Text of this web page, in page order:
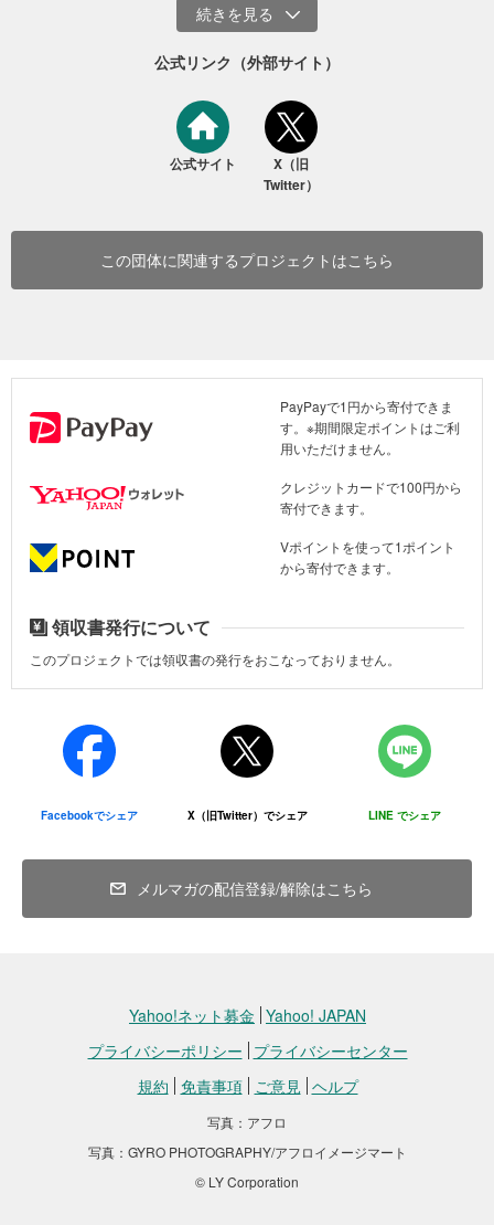
公式リンク（外部サイト）
公式サイト
X（旧
Twitter）
この団体に関連するプロジェクトはこちら
PayPayで1円から寄付できま
す。※期間限定ポイントはご利
用いただけません。
クレジットカードで100円から
寄付できます。
Vポイントを使って1ポイント
から寄付できます。
領収書発行について
このプロジェクトでは領収書の発行をおこなっておりません。
Facebookでシェア X（旧Twitter）でシェア LINE でシェア
メルマガの配信登録/解除はこちら
Yahoo!ネット募金 Yahoo! JAPAN
プライバシーポリシー プライバシーセンター
規約 免責事項 ご意見 ヘルプ
写真：アフロ
写真：GYRO PHOTOGRAPHY/アフロイメージマート
© LY Corporation